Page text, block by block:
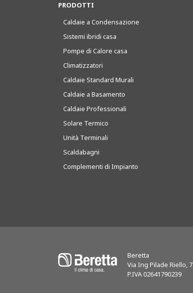
PRODOTTI
Caldaie a Condensazione
Sistemi ibridi casa
Pompe di Calore casa
Climatizzatori
Caldaie Standard Murali
Caldaie a Basamento
Caldaie Professionali
Solare Termico
Unità Terminali
Scaldabagni
Complementi di Impianto
Beretta
Via Ing Pilade Riello, 7
P.IVA 02641790239